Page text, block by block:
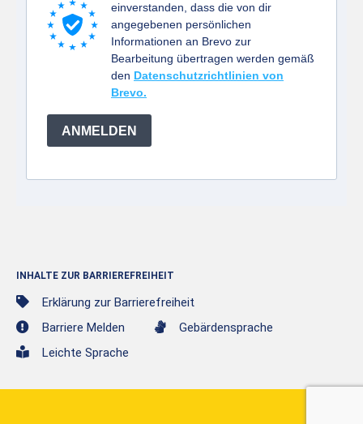
einverstanden, dass die von dir
angegebenen persönlichen
Informationen an Brevo zur
Bearbeitung übertragen werden gemäß
den Datenschutzrichtlinien von
Brevo.
ANMELDEN
INHALTE ZUR BARRIEREFREIHEIT
Erklärung zur Barrierefreiheit
Barriere Melden
Gebärdensprache
Leichte Sprache